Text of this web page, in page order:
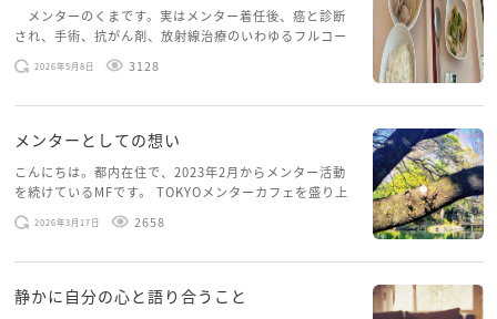
まずは、安心して眠れる日を取り戻すことにを一番の
目標にしてくださいね。
メンターのくまです。実はメンター着任後、癌と診断
され、手術、抗がん剤、放射線治療のいわゆるフルコー
スを体験していて、しばらくメンターカフェに来られて
いませんでした。体力だけでなく、気力も落ちパソコン
2026年5月8日 3128
メンターとしての想い
こんにちは。都内在住で、2023年2月からメンター活動
を続けているMFです。 TOKYOメンターカフェを盛り上
げたいという想いから、勇気を出して初めてブログを投
稿してみようと思います。少し自分のことを書いてみま
2026年3月17日 2658
静かに自分の心と語り合うこと